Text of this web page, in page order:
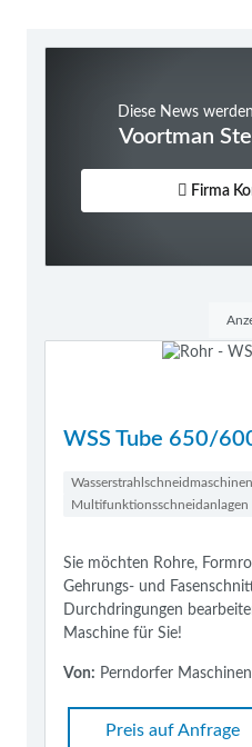
Diese News
Voortman
Firma
WSS Tube 650/
Wasserstrahlschneidmaschinen
Multifunktionsschneidanlagen
Sie möchten Rohre,
Gehrungs- und
Durchdringungen
Maschine für Sie!
Von: Perndorfer
Preis auf Anfrage